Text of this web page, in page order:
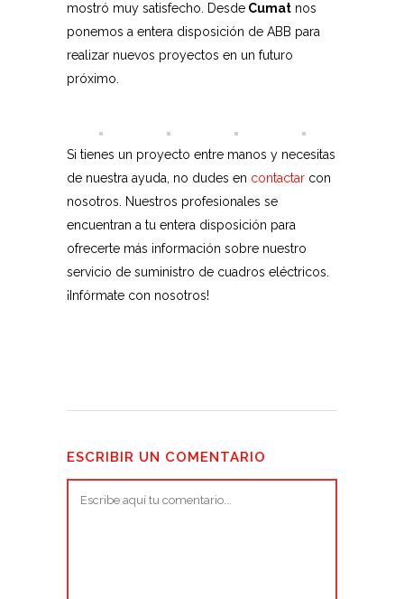
mostró muy satisfecho. Desde Cumat nos
ponemos a entera disposición de ABB para
realizar nuevos proyectos en un futuro
próximo.
Si tienes un proyecto entre manos y necesitas
de nuestra ayuda, no dudes en contactar con
nosotros. Nuestros profesionales se
encuentran a tu entera disposición para
ofrecerte más información sobre nuestro
servicio de suministro de cuadros eléctricos.
¡Infórmate con nosotros!
ESCRIBIR UN COMENTARIO